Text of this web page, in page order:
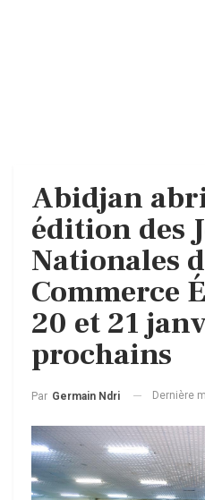
Abidjan
édition des
Nationales
Commerce
20 et 21
prochains
Par Germain Ndri Dernière